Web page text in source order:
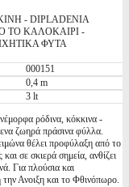
- DIPLADENIA
ΤΟ ΚΑΛΟΚΑΙΡΙ -
ΦΥΤΑ
000151
0,4 m
3 lt
ρόδινα, κόκκινα -
ζωηρά πράσινα φύλλα.
θέλει προφύλαξη από το
σε σκιερά σημεία, ανθίζει
Για πλούσια και
την Ανοιξη και το Φθινόπωρο.